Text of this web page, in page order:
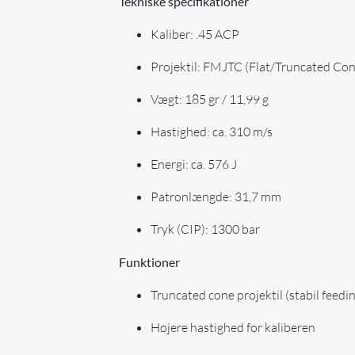
Kaliber: .45 ACP
Projektil: FMJTC (Flat/Truncated
Vægt: 185 gr / 11,99 g
Hastighed: ca. 310 m/s
Energi: ca. 576 J
Patronlængde: 31,7 mm
Tryk (CIP): 1300 bar
Funktioner
Truncated cone projektil (stabil
Højere hastighed for kaliberen